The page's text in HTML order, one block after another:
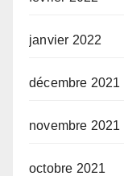
janvier 2022
décembre 2021
novembre 2021
octobre 2021